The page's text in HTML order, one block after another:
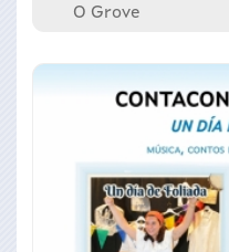
O Grove